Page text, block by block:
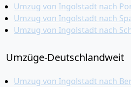
Umzug von Ingolstadt nach
Umzug von Ingolstadt nach
Umzug von Ingolstadt nach
Umzüge-Deutschlandweit
Umzug von Ingolstadt nach